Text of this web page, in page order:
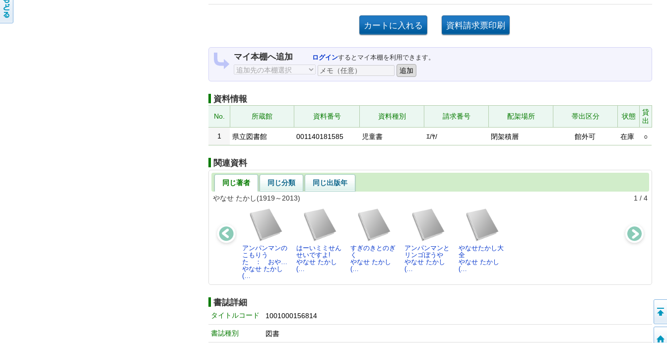
マイ本棚へ追加 ログインするとマイ本棚を利用できます。
資料情報
No. 所蔵館 資料番号 資料種別 請求番号 配架場所 帯出区分 状態
貸
出
1
県立図書館 001140181585 児童書 ｴ/ﾔ/ 閉架積層 館外可 在庫 ○
関連資料
同じ著者 同じ分類
同じ出版年
やなせ たかし(1919～2013)
1 / 4
アンパンマンの
こもりう
た ： おや…
やなせ たかし
(…
はーいミミせん
せいですよ!
やなせ たかし
(…
すぎのきとのぎ
く
やなせ たかし
(…
アンパンマンと
リンゴぼうや
やなせ たかし
(…
やなせたかし大
全
やなせ たかし
(…
書誌詳細
タイトルコード 1001000156814
書誌種別 図書